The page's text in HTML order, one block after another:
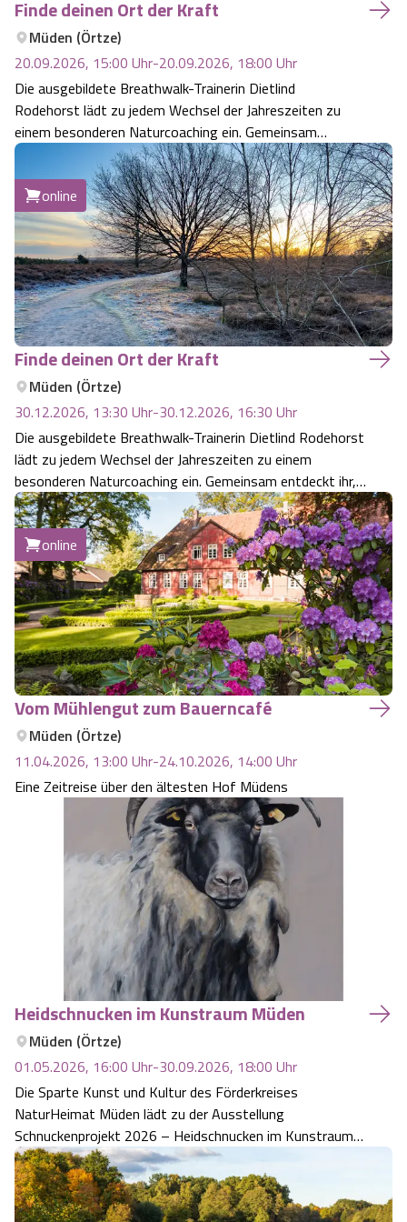
Camping
Urlaub auf dem Bauernhof
Urlaub mit Hund
Last Minute
Anreise
Kataloge
Videos
Angebote
Kontakt
Reiten
Kutschen
Regionale Küche
Tiere
HeideSpezialitäten
Unterkünfte
Naturhotels
Urlaub auf dem Bauernhof
Landschaftsführungen
Veranstaltungen
Wildpark Schwarze Berge
Otter Zentrum
Wildpark Müden
Snow World Bispingen
Ralf Schumacher Kart & Bowl
Das verrückte Haus
Abenteuerland Trampolin-Park
Battle Kart Bispingen
Adventure District Bispingen
Unterkünfte
Ausflugsziele
Kulinarisches Celle
Unterkünfte Celle
Veranstaltungen & Führungen Celle
Finde deinen Ort der Kraft
Müden (Örtze)
20.09.2026, 15:00 Uhr-20.09.2026, 18:00 Uhr
Die ausgebildete Breathwalk-Trainerin Dietlind
Rodehorst lädt zu jedem Wechsel der Jahreszeiten zu
einem besonderen Naturcoaching ein. Gemeinsam
entdeckt ihr, wie ihr mit Achtsamkeit in der Natur neue
Kraft schöpfen und eure Energiereserven bewusst
auftanken könnt.
online
Finde deinen Ort der Kraft
Müden (Örtze)
30.12.2026, 13:30 Uhr-30.12.2026, 16:30 Uhr
Die ausgebildete Breathwalk-Trainerin Dietlind Rodehorst
lädt zu jedem Wechsel der Jahreszeiten zu einem
besonderen Naturcoaching ein. Gemeinsam entdeckt ihr,
wie ihr mit Achtsamkeit in der Natur neue Kraft schöpfen
und eure Energiereserven bewusst auftanken könnt.
online
Vom Mühlengut zum Bauerncafé
Müden (Örtze)
11.04.2026, 13:00 Uhr-24.10.2026, 14:00 Uhr
Eine Zeitreise über den ältesten Hof Müdens
Heidschnucken im Kunstraum Müden
Müden (Örtze)
01.05.2026, 16:00 Uhr-30.09.2026, 18:00 Uhr
Die Sparte Kunst und Kultur des Förderkreises
NaturHeimat Müden lädt zu der Ausstellung
Schnuckenprojekt 2026 – Heidschnucken im Kunstraum
Müden ein. Der Kunst:Raum Müden befindet sich in einem
historischen, heidetypischen Fachwerkhaus im Heuweg 1
in 29328 Faßberg-Müden. Von 1. Mai bis 30. Septemb…